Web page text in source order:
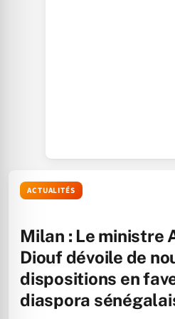
ACTUALITÉS
Milan : Le ministre
Diouf dévoile de
dispositions en
diaspora